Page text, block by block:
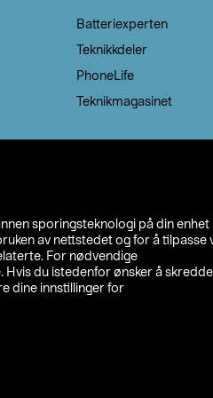
sporingsteknologi på din enhet
av nettstedet og for å tilpasse
For nødvendige
Hvis du istedenfor ønsker å
dine innstillinger for
Batteriexperten
Teknikkdeler
PhoneLife
Teknikmagasinet